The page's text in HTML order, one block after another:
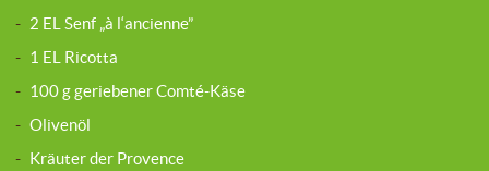
- 2 EL Senf „à l‘ancienne”
- 1 EL Ricotta
- 100 g geriebener Comté-Käse
- Olivenöl
- Kräuter der Provence